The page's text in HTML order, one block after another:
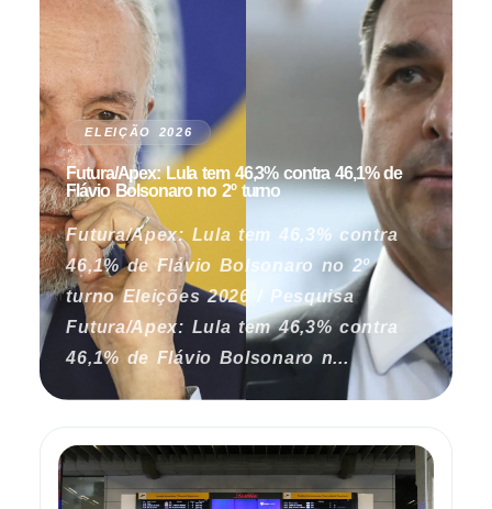
ELEIÇÃO 2026
Futura/Apex: Lula tem 46,3% contra 46,1% de
Flávio Bolsonaro no 2º turno
Futura/Apex: Lula tem 46,3% contra
46,1% de Flávio Bolsonaro no 2º
turno Eleições 2026 / Pesquisa
Futura/Apex: Lula tem 46,3% contra
46,1% de Flávio Bolsonaro n...